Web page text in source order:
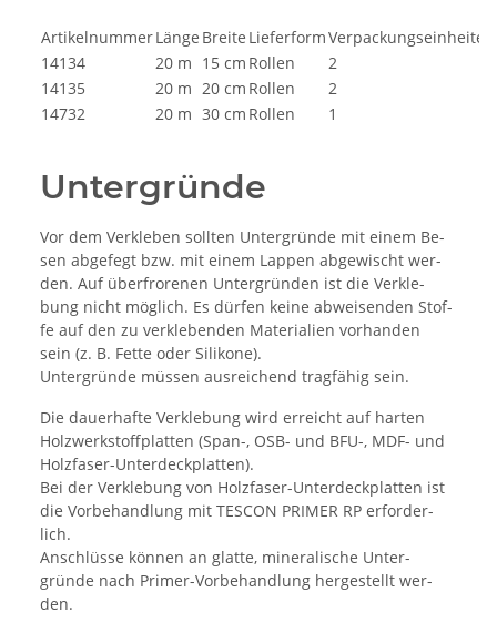
ArtikelnummerLänge Breite LieferformVerpackungseinheiten
14134
20 m 15 cm Rollen
2
14135
20 m 20 cm Rollen
2
14732
20 m 30 cm Rollen 1
Untergründe
Vor dem Ver­kle­ben soll­ten Un­ter­gründe mit ei­nem Be­
sen ab­ge­fegt bzw. mit ei­nem Lap­pen ab­ge­wischt wer­
den. Auf über­fro­re­nen Un­ter­gründen ist die Ver­kle­
bung nicht möglich. Es dürfen kei­ne ab­wei­sen­den Stof­
fe auf den zu ver­kle­ben­den Ma­te­ria­li­en vor­han­den
sein (z. B. Fet­te oder Si­li­ko­ne).
Un­ter­gründe müssen aus­rei­chend tragfähig sein.
Die dau­er­haf­te Ver­kle­bung wird er­reicht auf har­ten
Holz­werk­stoff­plat­ten (Span-, OSB- und BFU-, MDF- und
Holz­fa­ser-Un­ter­deck­plat­ten).
Bei der Ver­kle­bung von Holz­fa­ser-Un­ter­deck­plat­ten ist
die Vor­be­hand­lung mit TES­CON PRI­MER RP er­for­der­
lich.
An­schlüsse können an glat­te, mi­ne­ra­li­sche Un­ter­
gründe nach Pri­mer-Vor­be­hand­lung her­ge­stellt wer­
den.